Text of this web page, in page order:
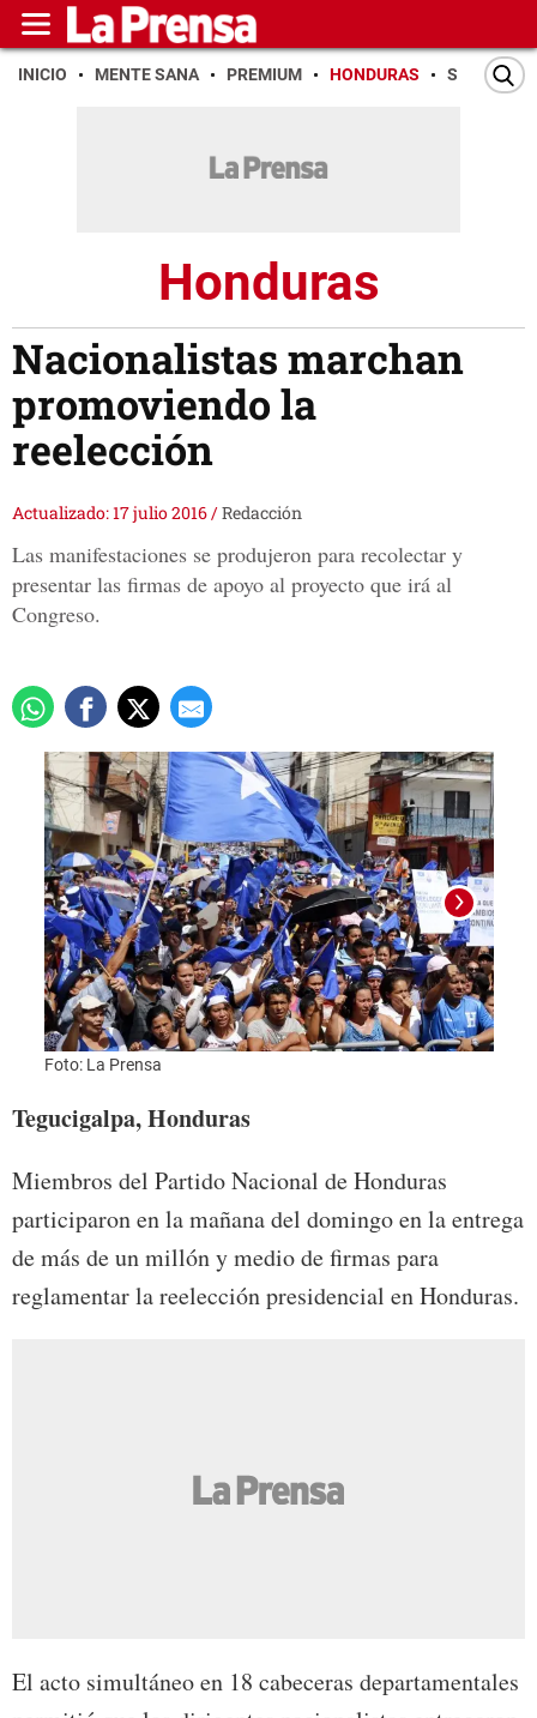
INICIO MENTE SANA PREMIUM HONDURAS SAN PEDRO
Honduras
Nacionalistas marchan
promoviendo la
reelección
Actualizado: 17 julio 2016/Redacción
Las manifestaciones se produjeron para recolectar y
presentar las firmas de apoyo al proyecto que irá al
Congreso.
Foto: La Prensa
Foto:
Tegucigalpa, Honduras
Miembros del Partido Nacional de Honduras
participaron en la mañana del domingo en la entrega
de más de un millón y medio de firmas para
reglamentar la reelección presidencial en Honduras.
El acto simultáneo en 18 cabeceras departamentales